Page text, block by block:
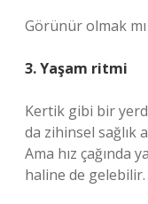
Görünür olmak
3. Yaşam ritmi
Kertik gibi bir
da zihinsel sağlık
Ama hız çağında
haline de gelebilir.